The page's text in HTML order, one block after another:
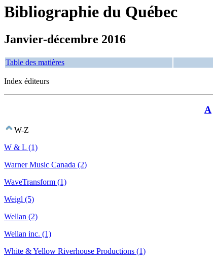
Bibliographie du Québec
Janvier-décembre 2016
Table des matières
Index éditeurs
A
W-Z
W & L (1)
Warner Music Canada (2)
WaveTransform (1)
Weigl (5)
Wellan (2)
Wellan inc. (1)
White & Yellow Riverhouse Productions (1)